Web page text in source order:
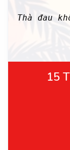
Thà đau
15